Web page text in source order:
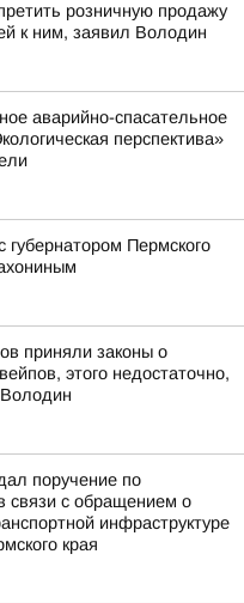
розничную продажу
к ним, заявил Володин
аварийно-спасательное
перспектива»
губернатором Пермского
приняли законы о
этого недостаточно,
поручение по
связи с обращением о
инфраструктуре
края